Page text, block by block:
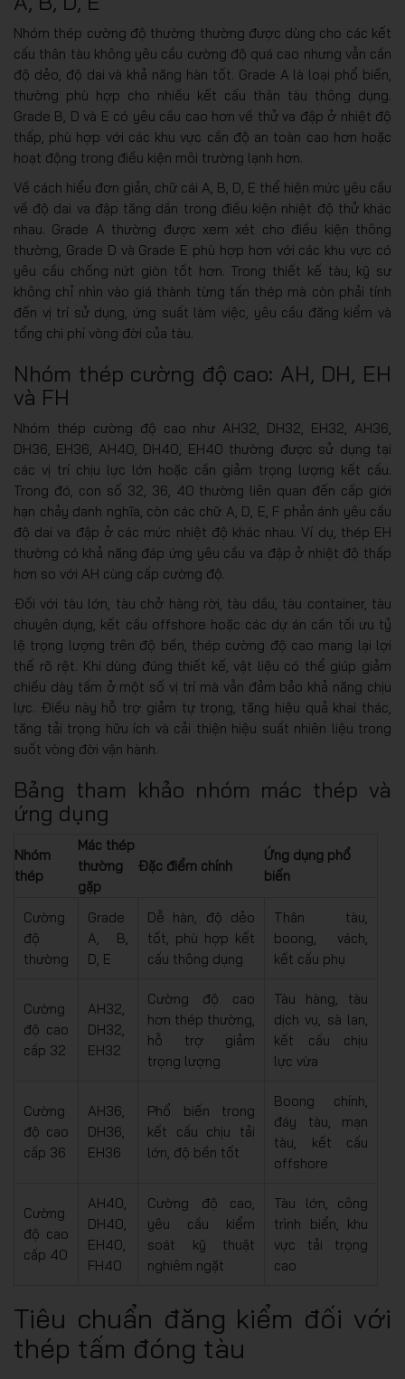
Nhóm thép cường độ thường thường được dùng cho các kết
cấu thân tàu không yêu cầu cường độ quá cao nhưng vẫn cần
độ dẻo, độ dai và khả năng hàn tốt. Grade A là loại phổ biến,
thường phù hợp cho nhiều kết cấu thân tàu thông dụng.
Grade B, D và E có yêu cầu cao hơn về thử va đập ở nhiệt độ
thấp, phù hợp với các khu vực cần độ an toàn cao hơn hoặc
hoạt động trong điều kiện môi trường lạnh hơn.
Về cách hiểu đơn giản, chữ cái A, B, D, E thể hiện mức yêu cầu
về độ dai va đập tăng dần trong điều kiện nhiệt độ thử khác
nhau. Grade A thường được xem xét cho điều kiện thông
thường, Grade D và Grade E phù hợp hơn với các khu vực có
yêu cầu chống nứt giòn tốt hơn. Trong thiết kế tàu, kỹ sư
không chỉ nhìn vào giá thành từng tấn thép mà còn phải tính
đến vị trí sử dụng, ứng suất làm việc, yêu cầu đăng kiểm và
tổng chi phí vòng đời của tàu.
Nhóm thép cường độ cao: AH, DH, EH
và FH
Nhóm thép cường độ cao như AH32, DH32, EH32, AH36,
DH36, EH36, AH40, DH40, EH40 thường được sử dụng tại
các vị trí chịu lực lớn hoặc cần giảm trọng lượng kết cấu.
Trong đó, con số 32, 36, 40 thường liên quan đến cấp giới
hạn chảy danh nghĩa, còn các chữ A, D, E, F phản ánh yêu cầu
độ dai va đập ở các mức nhiệt độ khác nhau. Ví dụ, thép EH
thường có khả năng đáp ứng yêu cầu va đập ở nhiệt độ thấp
hơn so với AH cùng cấp cường độ.
Đối với tàu lớn, tàu chở hàng rời, tàu dầu, tàu container, tàu
chuyên dụng, kết cấu offshore hoặc các dự án cần tối ưu tỷ
lệ trọng lượng trên độ bền, thép cường độ cao mang lại lợi
thế rõ rệt. Khi dùng đúng thiết kế, vật liệu có thể giúp giảm
chiều dày tấm ở một số vị trí mà vẫn đảm bảo khả năng chịu
lực. Điều này hỗ trợ giảm tự trọng, tăng hiệu quả khai thác,
tăng tải trọng hữu ích và cải thiện hiệu suất nhiên liệu trong
suốt vòng đời vận hành.
Bảng tham khảo nhóm mác thép và
ứng dụng
Nhóm
thép
Mác thép
thường
gặp
Đặc điểm chính
Ứng dụng phổ
biến
Cường
độ
thường
Grade
A, B,
D, E
Dễ hàn, độ dẻo
tốt, phù hợp kết
cấu thông dụng
Thân tàu,
boong, vách,
kết cấu phụ
Cường
độ cao
cấp 32
AH32,
DH32,
EH32
Cường độ cao
hơn thép thường,
hỗ trợ giảm
trọng lượng
Tàu hàng, tàu
dịch vụ, sà lan,
kết cấu chịu
lực vừa
Cường
độ cao
cấp 36
AH36,
DH36,
EH36
Phổ biến trong
kết cấu chịu tải
lớn, độ bền tốt
Boong chính,
đáy tàu, mạn
tàu, kết cấu
offshore
Cường
độ cao
cấp 40
AH40,
DH40,
EH40,
FH40
Cường độ cao,
yêu cầu kiểm
soát kỹ thuật
nghiêm ngặt
Tàu lớn, công
trình biển, khu
vực tải trọng
cao
Tiêu chuẩn đăng kiểm đối với
thép tấm đóng tàu